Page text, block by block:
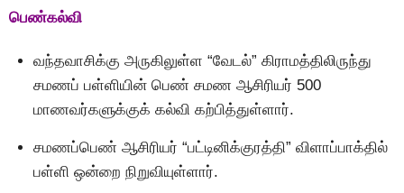
பெண்கல்வி
வந்தவாசிக்கு அருகிலுள்ள “வேடல்” கிராமத்திலிருந்து
சமணப் பள்ளியின் பெண் சமண ஆசிரியர் 500
மாணவர்களுக்குக் கல்வி கற்பித்துள்ளார்.
சமணப்பெண் ஆசிரியர் “பட்டினிக்குரத்தி” விளாப்பாக்தில்
பள்ளி ஒன்றை நிறுவியுள்ளார்.